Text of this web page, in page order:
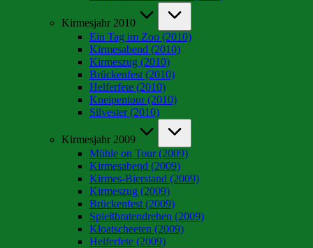
Kirmesjahr 2010
Ein Tag im Zoo (2010)
Kirmesabend (2010)
Kirmeszug (2010)
Brückenfest (2010)
Helferfete (2010)
Kneipentour (2010)
Silvester (2010)
Kirmesjahr 2009
Mühle on Tour (2009)
Kirmesabend (2009)
Kirmes-Bierstand (2009)
Kirmeszug (2009)
Brückenfest (2009)
Spießbratendrehen (2009)
Kloatscheeten (2009)
Helferfete (2009)